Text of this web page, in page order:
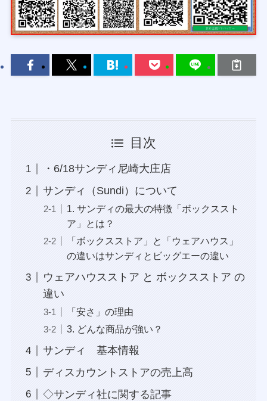
目次
・6/18サンディ尼崎大庄店
サンディ（Sundi）について
1. サンディの最大の特徴「ボックススト
ア」とは？
「ボックスストア」と「ウェアハウス」
の違いはサンディとビッグエーの違い
ウェアハウスストア と ボックスストア の
違い
「安さ」の理由
3. どんな商品が強い？
サンディ 基本情報
ディスカウントストアの売上高
◇サンディ社に関する記事